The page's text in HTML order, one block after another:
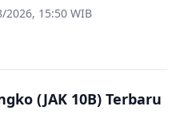
15:50 WIB
(JAK 10B) Terbaru